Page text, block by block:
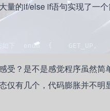
量的if/else if语句实现了一
状态如下  enum  {
受？是不是感觉程序虽然
仅有几个，代码膨胀并不